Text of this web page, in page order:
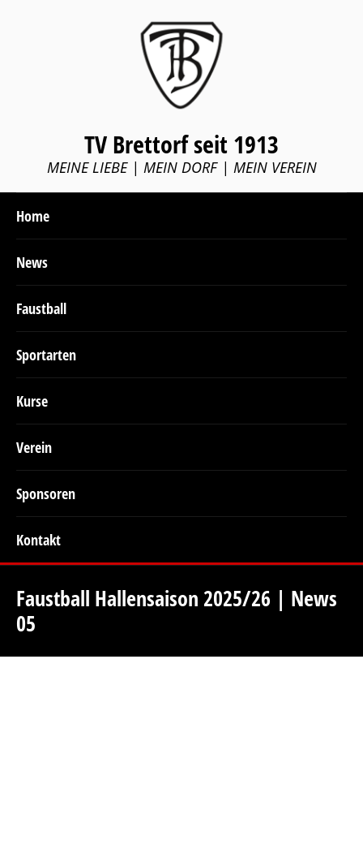
TV Brettorf seit 1913
MEINE LIEBE | MEIN DORF | MEIN VEREIN
Home
News
Faustball
Sportarten
Kurse
Verein
Sponsoren
Kontakt
Faustball Hallensaison 2025/26 | News
05